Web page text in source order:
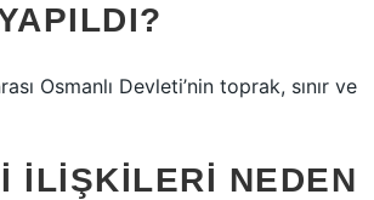
Osmanlı Devleti’nin toprak, sınır ve
ILIŞKILERI NEDEN